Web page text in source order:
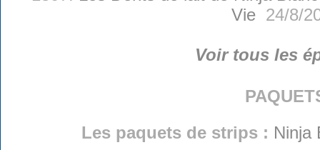
Vie24/8/
Voir tous les
Les paquets de strips : Ninja